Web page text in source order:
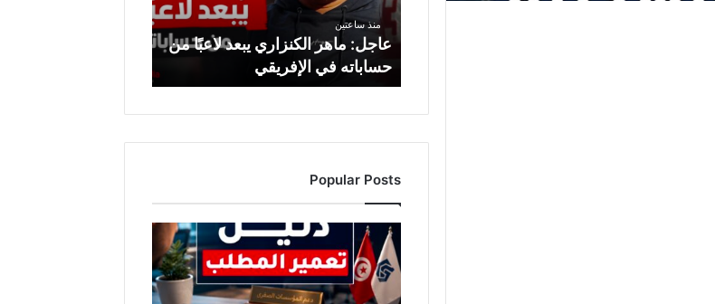
ل
ز
ر
ي
ي
ع
د
ل
منذ ساعتين
عاجل: ماهر الكنزاري يبعد لاعبًا من
حساباته في الإفريقي
Popular Posts